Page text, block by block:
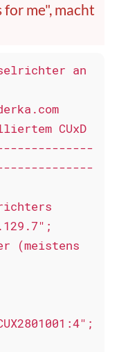
me", macht
an
CUxD
(meistens